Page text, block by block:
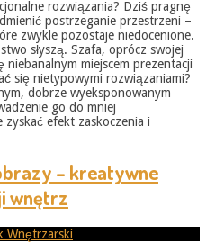
rozwiązania? Dziś pragnę
postrzeganie przestrzeni –
zwykle pozostaje niedocenione.
słyszą. Szafa, oprócz swojej
miejscem prezentacji
się nietypowymi rozwiązaniami?
dobrze wyeksponowanym
go do mniej
efekt zaskoczenia i
– kreatywne
wnętrz
Wnętrzarski